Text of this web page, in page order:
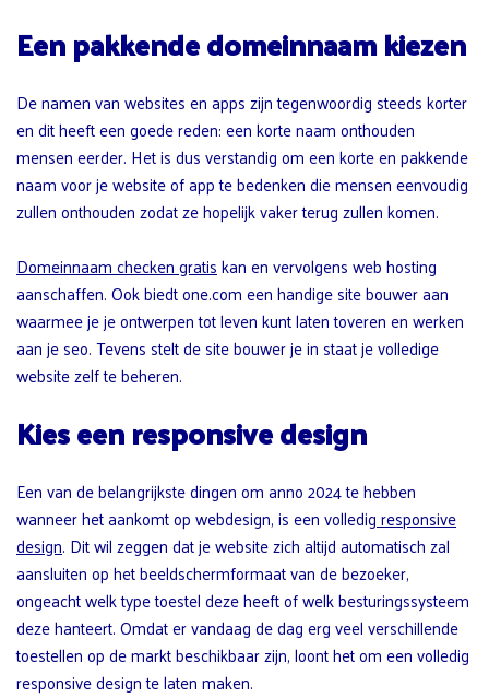
Een pakkende domeinnaam kiezen
De namen van websites en apps zijn tegenwoordig steeds korter
en dit heeft een goede reden: een korte naam onthouden
mensen eerder. Het is dus verstandig om een korte en pakkende
naam voor je website of app te bedenken die mensen eenvoudig
zullen onthouden zodat ze hopelijk vaker terug zullen komen.
Domeinnaam checken gratiskan en vervolgens web hosting
aanschaffen. Ook biedt one.com een handige site bouwer aan
waarmee je je ontwerpen tot leven kunt laten toveren en werken
aan je seo. Tevens stelt de site bouwer je in staat je volledige
website zelf te beheren.
Kies een responsive design
Een van de belangrijkste dingen om anno 2024 te hebben
wanneer het aankomt op webdesign, is een volledigresponsive
design. Dit wil zeggen dat je website zich altijd automatisch zal
aansluiten op het beeldschermformaat van de bezoeker,
ongeacht welk type toestel deze heeft of welk besturingssysteem
deze hanteert. Omdat er vandaag de dag erg veel verschillende
toestellen op de markt beschikbaar zijn, loont het om een volledig
responsive design te laten maken.